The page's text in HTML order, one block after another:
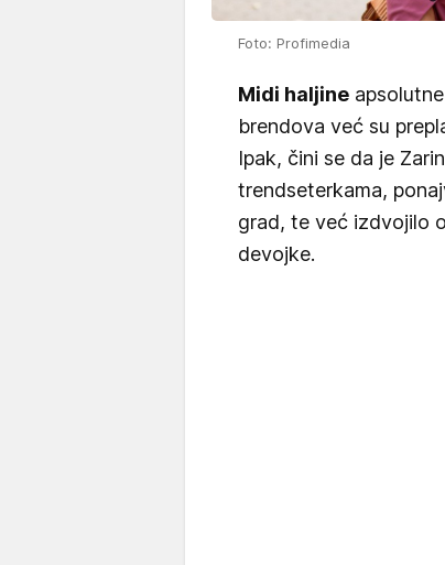
Foto: Profimedia
Midi haljine
brendova već su
Ipak, čini se da je
trendseterkama,
grad, te već izdvojilo
devojke.